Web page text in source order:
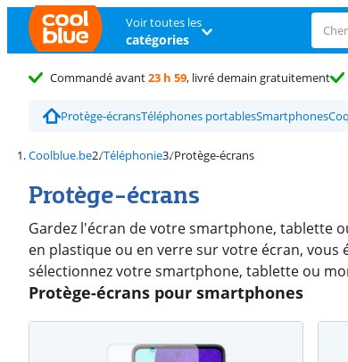
Voir toutes les
catégories
Commandé avant23 h 59, livré demain gratuitement
Protège-écransTéléphones portablesSmartphones
Coolblue.be Téléphonie Protège-écrans
Protège-écrans
Gardez l'écran de votre smartphone, tablette
en plastique ou en verre sur votre écran, vous
sélectionnez votre smartphone, tablette ou
Protège-écrans pour smartphones